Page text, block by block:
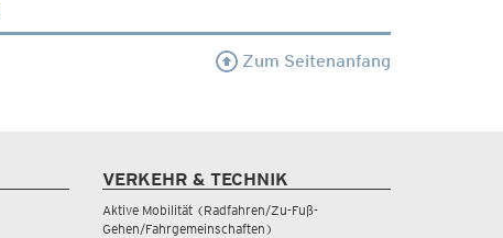
Zum Seitenanfang
VERKEHR & TECHNIK
Aktive Mobilität (Radfahren/Zu-Fuß-
Gehen/Fahrgemeinschaften)